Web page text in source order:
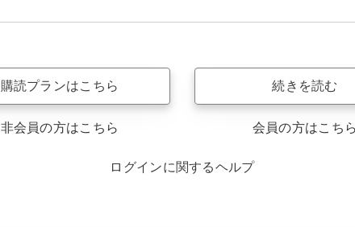
購読プランはこちら
非会員の方はこちら
続きを読む
会員の方はこちら
ログインに関するヘルプ